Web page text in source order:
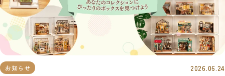
お知らせ 2026.06.24